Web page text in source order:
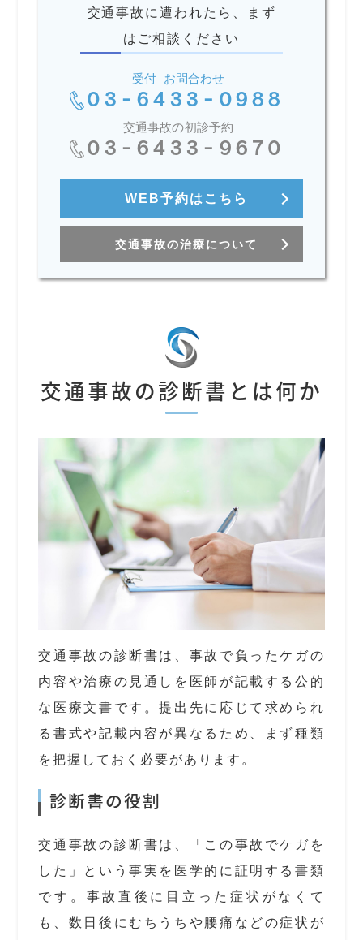
交通事故に遭われたら、まず
はご相談ください
受付 お問合わせ
03-6433-0988
交通事故の初診予約
03-6433-9670
WEB予約はこちら
交通事故の治療について
交通事故の診断書とは何か
交通事故の診断書は、事故で負ったケガの
内容や治療の見通しを医師が記載する公的
な医療文書です。提出先に応じて求められ
る書式や記載内容が異なるため、まず種類
を把握しておく必要があります。
診断書の役割
交通事故の診断書は、「この事故でケガを
した」という事実を医学的に証明する書類
です。事故直後に目立った症状がなくて
も、数日後にむちうちや腰痛などの症状が